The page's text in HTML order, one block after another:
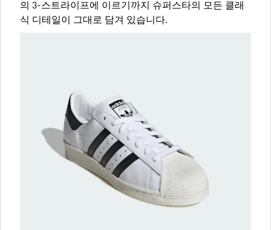
의 3-스트라이프에 이르기까지 슈퍼스타의 모든 클래
식 디테일이 그대로 담겨 있습니다.